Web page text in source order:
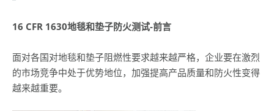
16 CFR 1630地毯和垫子防火测试-前言
面对各国对地毯和垫子阻燃性要求越来越严格，企业要在激烈
的市场竞争中处于优势地位，加强提高产品质量和防火性变得
越来越重要。